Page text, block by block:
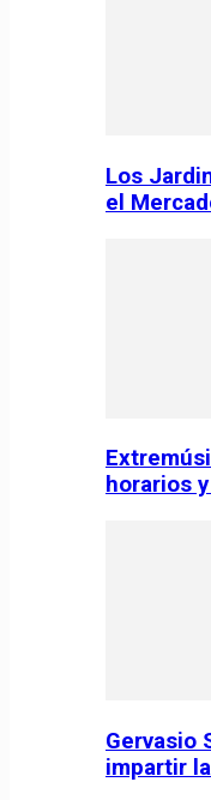
Los
el
horarios
Gervasio
impartir